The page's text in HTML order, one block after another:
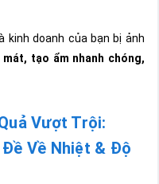
doanh của bạn bị ảnh
tạo ẩm nhanh chóng,
Vượt Trội:
Đề Về Nhiệt & Độ